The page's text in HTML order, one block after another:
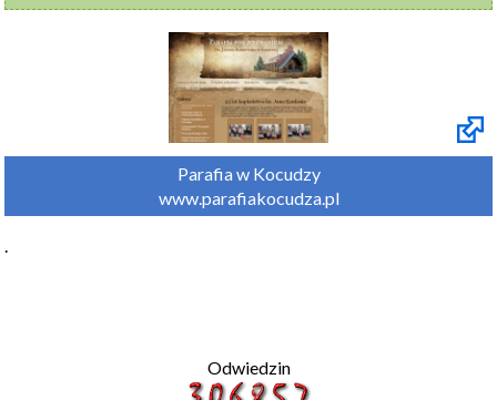
Parafia w Kocudzy
www.parafiakocudza.pl
.
Odwiedzin